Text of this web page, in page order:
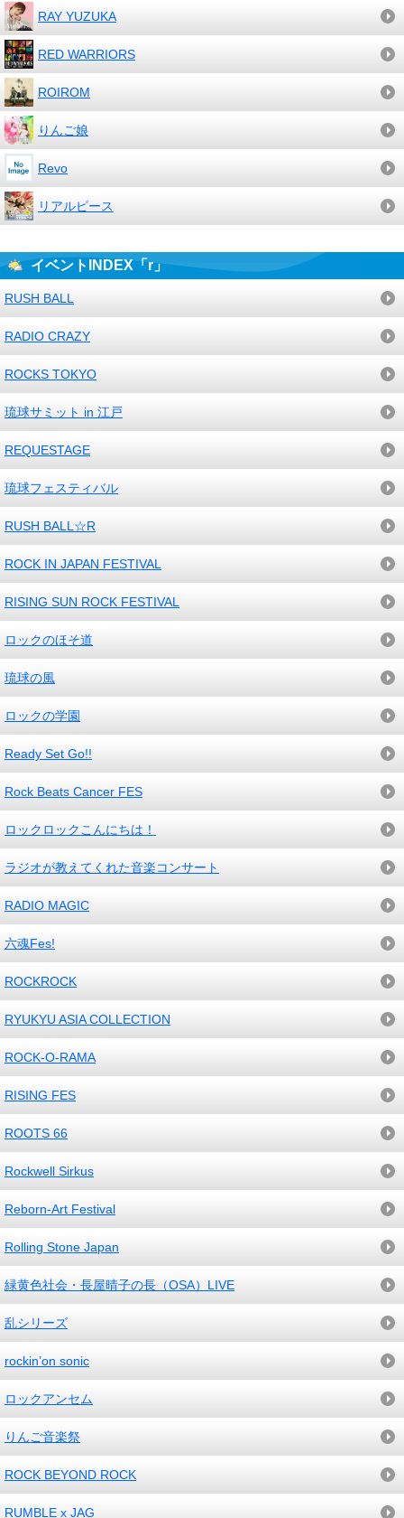
RAY YUZUKA
RED WARRIORS
ROIROM
りんご娘
Revo
リアルピース
イベントINDEX「r」
RUSH BALL
RADIO CRAZY
ROCKS TOKYO
琉球サミット in 江戸
REQUESTAGE
琉球フェスティバル
RUSH BALL☆R
ROCK IN JAPAN FESTIVAL
RISING SUN ROCK FESTIVAL
ロックのほそ道
琉球の風
ロックの学園
Ready Set Go!!
Rock Beats Cancer FES
ロックロックこんにちは！
ラジオが教えてくれた音楽コンサート
RADIO MAGIC
六魂Fes!
ROCKROCK
RYUKYU ASIA COLLECTION
ROCK-O-RAMA
RISING FES
ROOTS 66
Rockwell Sirkus
Reborn-Art Festival
Rolling Stone Japan
緑黄色社会・長屋晴子の長（OSA）LIVE
乱シリーズ
rockin’on sonic
ロックアンセム
りんご音楽祭
ROCK BEYOND ROCK
RUMBLE x JAG